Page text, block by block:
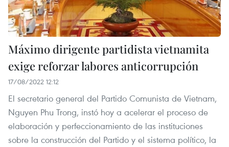
Máximo dirigente partidista vietnamita
exige reforzar labores anticorrupción
17/08/2022 12:12
El secretario general del Partido Comunista de Vietnam,
Nguyen Phu Trong, instó hoy a acelerar el proceso de
elaboración y perfeccionamiento de las instituciones
sobre la construcción del Partido y el sistema político, la